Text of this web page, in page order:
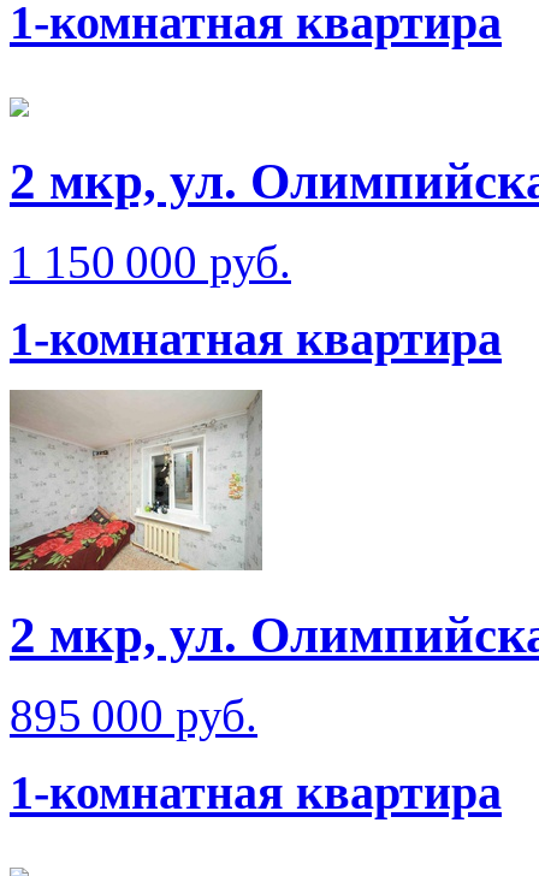
1-комнатная квартира
2 мкр, ул.
1 150 000 руб.
1-комнатная квартира
2 мкр, ул.
895 000 руб.
1-комнатная квартира